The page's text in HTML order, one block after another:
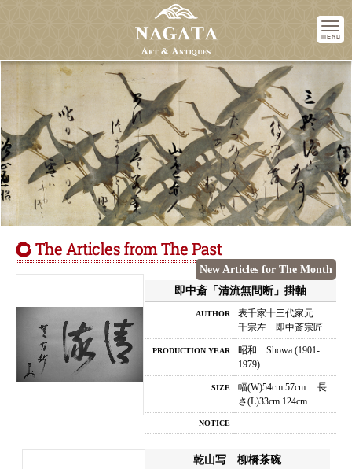
New Articles for The Month
即中斎「清流無間断」掛軸
AUTHOR
表千家十三代家元
千宗左 即中斎宗匠
PRODUCTION YEAR
昭和 Showa (1901-
1979)
SIZE
幅(W)54cm 57cm 長
さ(L)33cm 124cm
NOTICE
乾山写 柳橋茶碗
Nagata Art & Antiques
Teramchi-Nijo, Kyoto
604-0916 JAPAN
Phone : (075)211-9511
Business Hours : 10:00〜18:00
ACCESS
Access
Subway / Tozai Line
Kyoto Shiyakusho-mae stn.
Bus